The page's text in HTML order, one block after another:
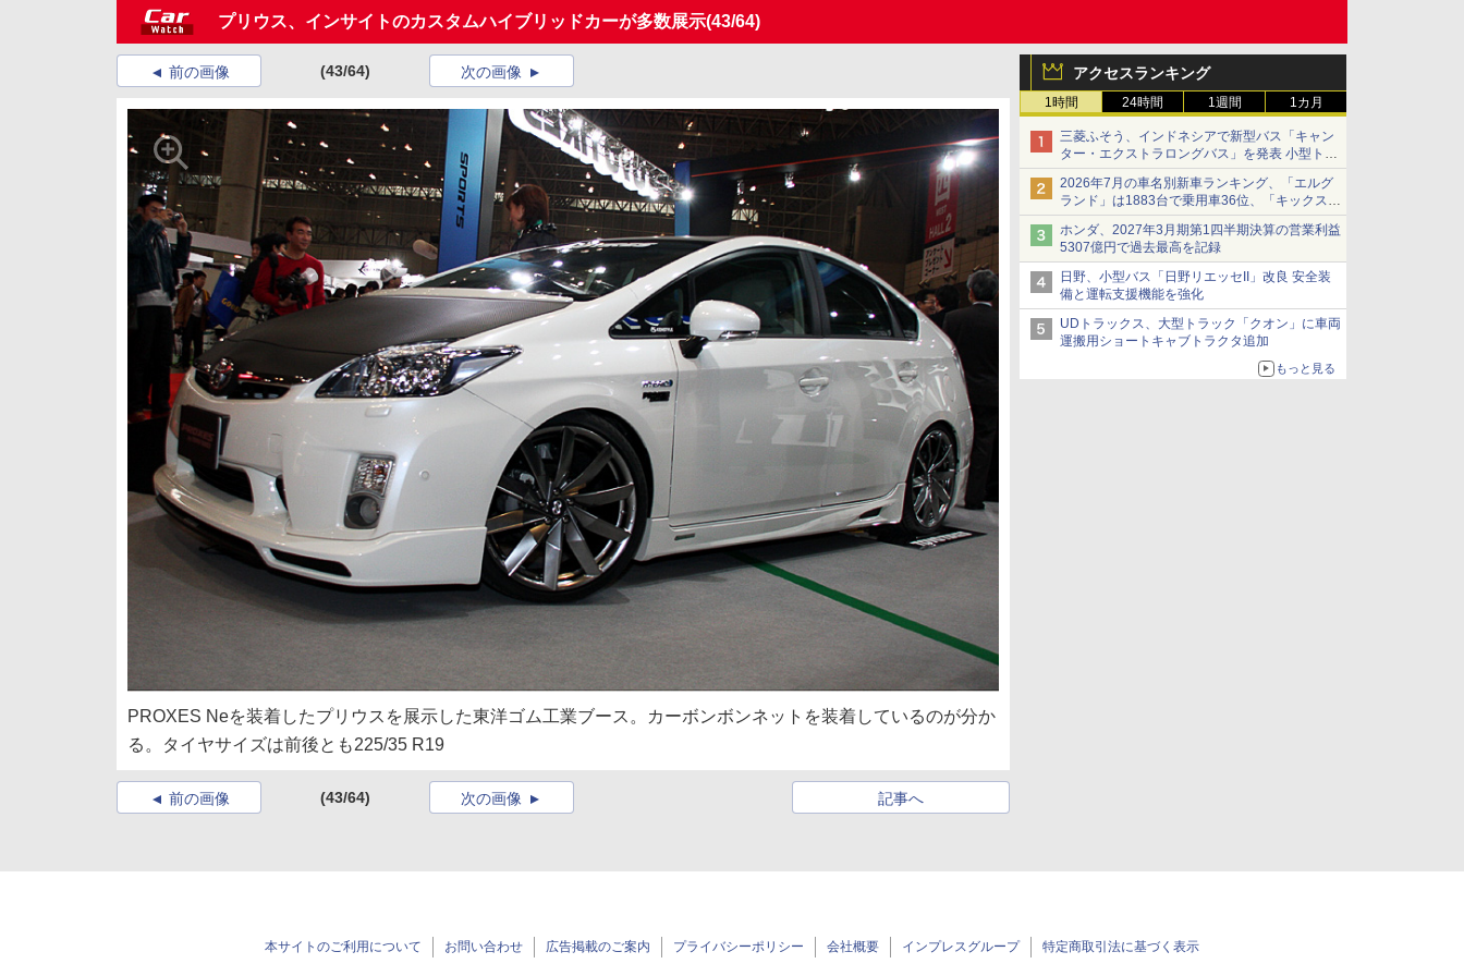
プリウス、インサイトのカスタムハイブリッドカーが多数展示(43/64)
アクセスランキング
1時間 24時間 1週間 1カ月
三菱ふそう、インドネシアで新型バス「キャン
ター・エクストラロングバス」を発表 小型トラ
ックベースの観光・旅客輸送向けバス
2026年7月の車名別新車ランキング、「エルグ
ランド」は1883台で乗用車36位、「キックス」
は2591台で27位に
ホンダ、2027年3月期第1四半期決算の営業利益
5307億円で過去最高を記録
日野、小型バス「日野リエッセII」改良 安全装
備と運転支援機能を強化
UDトラックス、大型トラック「クオン」に車両
運搬用ショートキャブトラクタ追加
もっと見る
前の画像 (43/64) 次の画像
PROXES Neを装着したプリウスを展示した東洋ゴム工業ブース。カーボンボンネットを装着しているのが分か
る。タイヤサイズは前後とも225/35 R19
前の画像 (43/64) 記事へ
次の画像
本サイトのご利用について お問い合わせ 広告掲載のご案内 プライバシーポリシー 会社概要 インプレスグループ 特定商取引法に基づく表示